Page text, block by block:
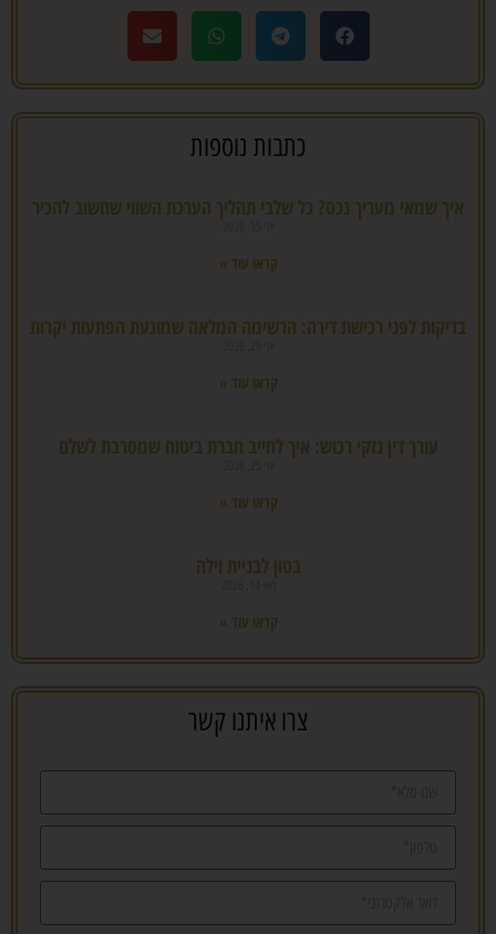
כתבות נוספות
איך שמאי מעריך נכס? כל שלבי תהליך הערכת השווי שחשוב להכיר
קראו עוד »
בדיקות לפני רכישת דירה: הרשימה המלאה שמונעת הפתעות יקרות
קראו עוד »
עורך דין נזקי רכוש: איך לחייב חברת ביטוח שמסרבת לשלם
קראו עוד »
בטון לבניית וילה
קראו עוד »
צרו איתנו קשר